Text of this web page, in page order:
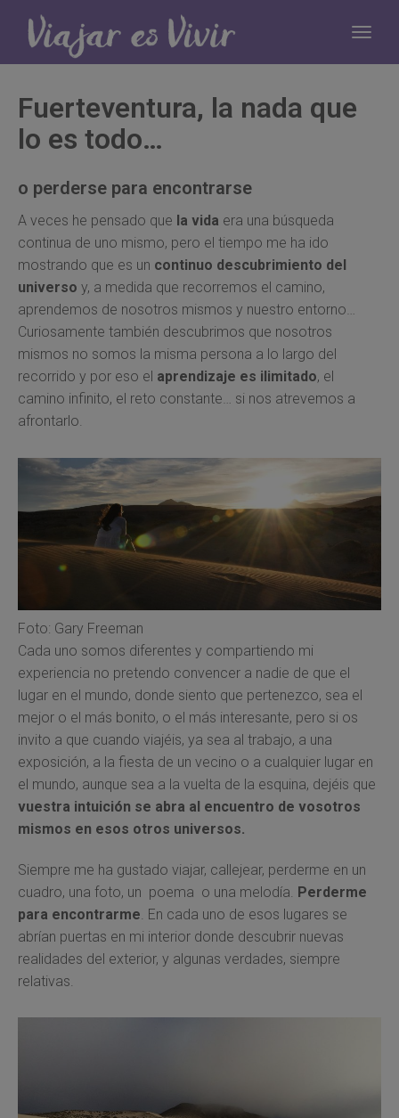
Fuerteventura, la nada que
lo es todo…
o perderse para encontrarse
A veces he pensado que la vida era una búsqueda
continua de uno mismo, pero el tiempo me ha ido
mostrando que es un continuo descubrimiento del
universo y, a medida que recorremos el camino,
aprendemos de nosotros mismos y nuestro entorno…
Curiosamente también descubrimos que nosotros
mismos no somos la misma persona a lo largo del
recorrido y por eso el aprendizaje es ilimitado, el
camino infinito, el reto constante… si nos atrevemos a
afrontarlo.
Foto: Gary Freeman
Cada uno somos diferentes y compartiendo mi
experiencia no pretendo convencer a nadie de que el
lugar en el mundo, donde siento que pertenezco, sea el
mejor o el más bonito, o el más interesante, pero si os
invito a que cuando viajéis, ya sea al trabajo, a una
exposición, a la fiesta de un vecino o a cualquier lugar en
el mundo, aunque sea a la vuelta de la esquina, dejéis que
vuestra intuición se abra al encuentro de vosotros
mismos en esos otros universos.
Siempre me ha gustado viajar, callejear, perderme en un
cuadro, una foto, un poema o una melodía. Perderme
para encontrarme . En cada uno de esos lugares se
abrían puertas en mi interior donde descubrir nuevas
realidades del exterior, y algunas verdades, siempre
relativas.